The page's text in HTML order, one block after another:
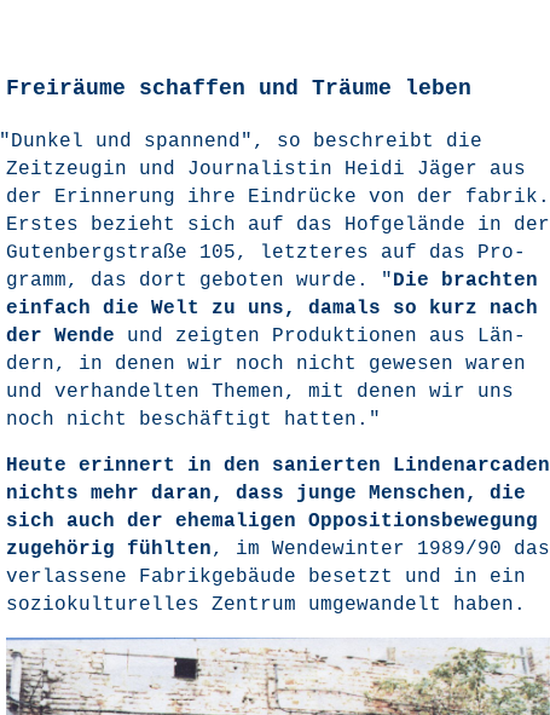
Freiräume schaffen und Träume leben
"Dun­kel und span­nend", so beschreibt die
Zeit­zeu­gin und Jour­na­lis­tin Hei­di Jäger aus
der Erin­ne­rung ihre Ein­drü­cke von der fabrik.
Ers­tes bezieht sich auf das Hof­ge­län­de in der
Guten­berg­stra­ße 105, letz­te­res auf das Pro­
gramm, das dort gebo­ten wur­de. "Die brach­ten
ein­fach die Welt zu uns, damals so kurz nach
der Wen­de und zeig­ten Pro­duk­tio­nen aus Län­
dern, in denen wir noch nicht gewe­sen waren
und ver­han­del­ten The­men, mit denen wir uns
noch nicht beschäf­tigt hatten."
Heu­te erin­nert in den sanier­ten Lin­den­ar­ca­den
nichts mehr dar­an, dass jun­ge Men­schen, die
sich auch der ehe­ma­li­gen Oppo­si­ti­ons­be­we­gung
zuge­hö­rig fühl­ten, im Wen­de­win­ter 1989/90 das
ver­las­se­ne Fabrik­ge­bäu­de besetzt und in ein
sozio­kul­tu­rel­les Zen­trum umge­wan­delt haben.